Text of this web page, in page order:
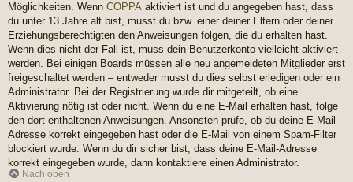
Möglichkeiten. Wenn COPPA aktiviert ist und du angegeben hast, dass
du unter 13 Jahre alt bist, musst du bzw. einer deiner Eltern oder deiner
Erziehungsberechtigten den Anweisungen folgen, die du erhalten hast.
Wenn dies nicht der Fall ist, muss dein Benutzerkonto vielleicht aktiviert
werden. Bei einigen Boards müssen alle neu angemeldeten Mitglieder erst
freigeschaltet werden – entweder musst du dies selbst erledigen oder ein
Administrator. Bei der Registrierung wurde dir mitgeteilt, ob eine
Aktivierung nötig ist oder nicht. Wenn du eine E-Mail erhalten hast, folge
den dort enthaltenen Anweisungen. Ansonsten prüfe, ob du deine E-Mail-
Adresse korrekt eingegeben hast oder die E-Mail von einem Spam-Filter
blockiert wurde. Wenn du dir sicher bist, dass deine E-Mail-Adresse
korrekt eingegeben wurde, dann kontaktiere einen Administrator.
Nach oben